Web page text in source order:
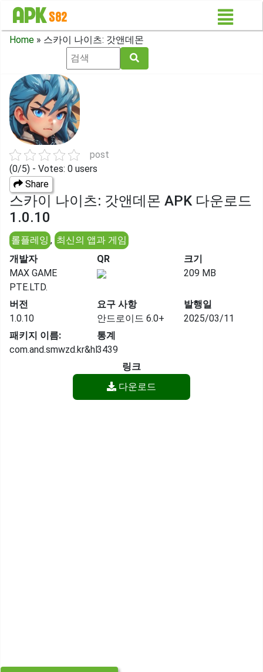
Home » 스카이 나이츠: 갓앤데몬
post
(0/5) - Votes: 0 users
Share
스카이 나이츠: 갓앤데몬 APK 다운로드
1.0.10
롤플레잉 , 최신의 앱과 게임
개발자
MAX GAME
PTE.LTD.
QR
크기
209 MB
버전
1.0.10
요구 사항
안드로이드 6.0+
발행일
2025/03/11
패키지 이름:
com.and.smwzd.kr&hl
통계
3439
링크
다운로드